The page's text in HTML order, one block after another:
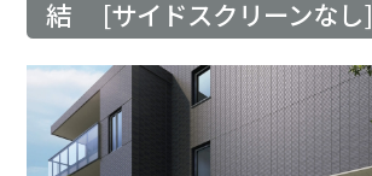
結 [サイドスクリーンなし]